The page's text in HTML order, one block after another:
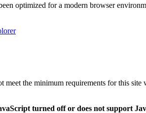
optimized for a modern browser
meet the minimum requirements for this
turned off or does not support